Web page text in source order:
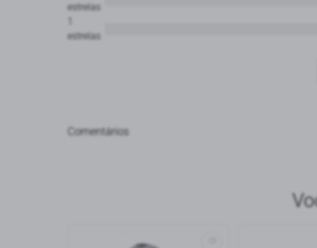
estrelas
estrelas
Comentários
Ordenar avaliações